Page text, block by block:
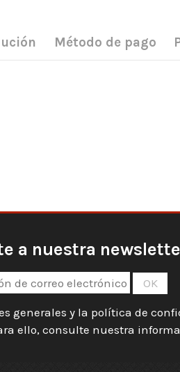
Método de pago
a nuestra
generales y la política de
ello, consulte nuestra